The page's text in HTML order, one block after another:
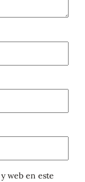
web en este